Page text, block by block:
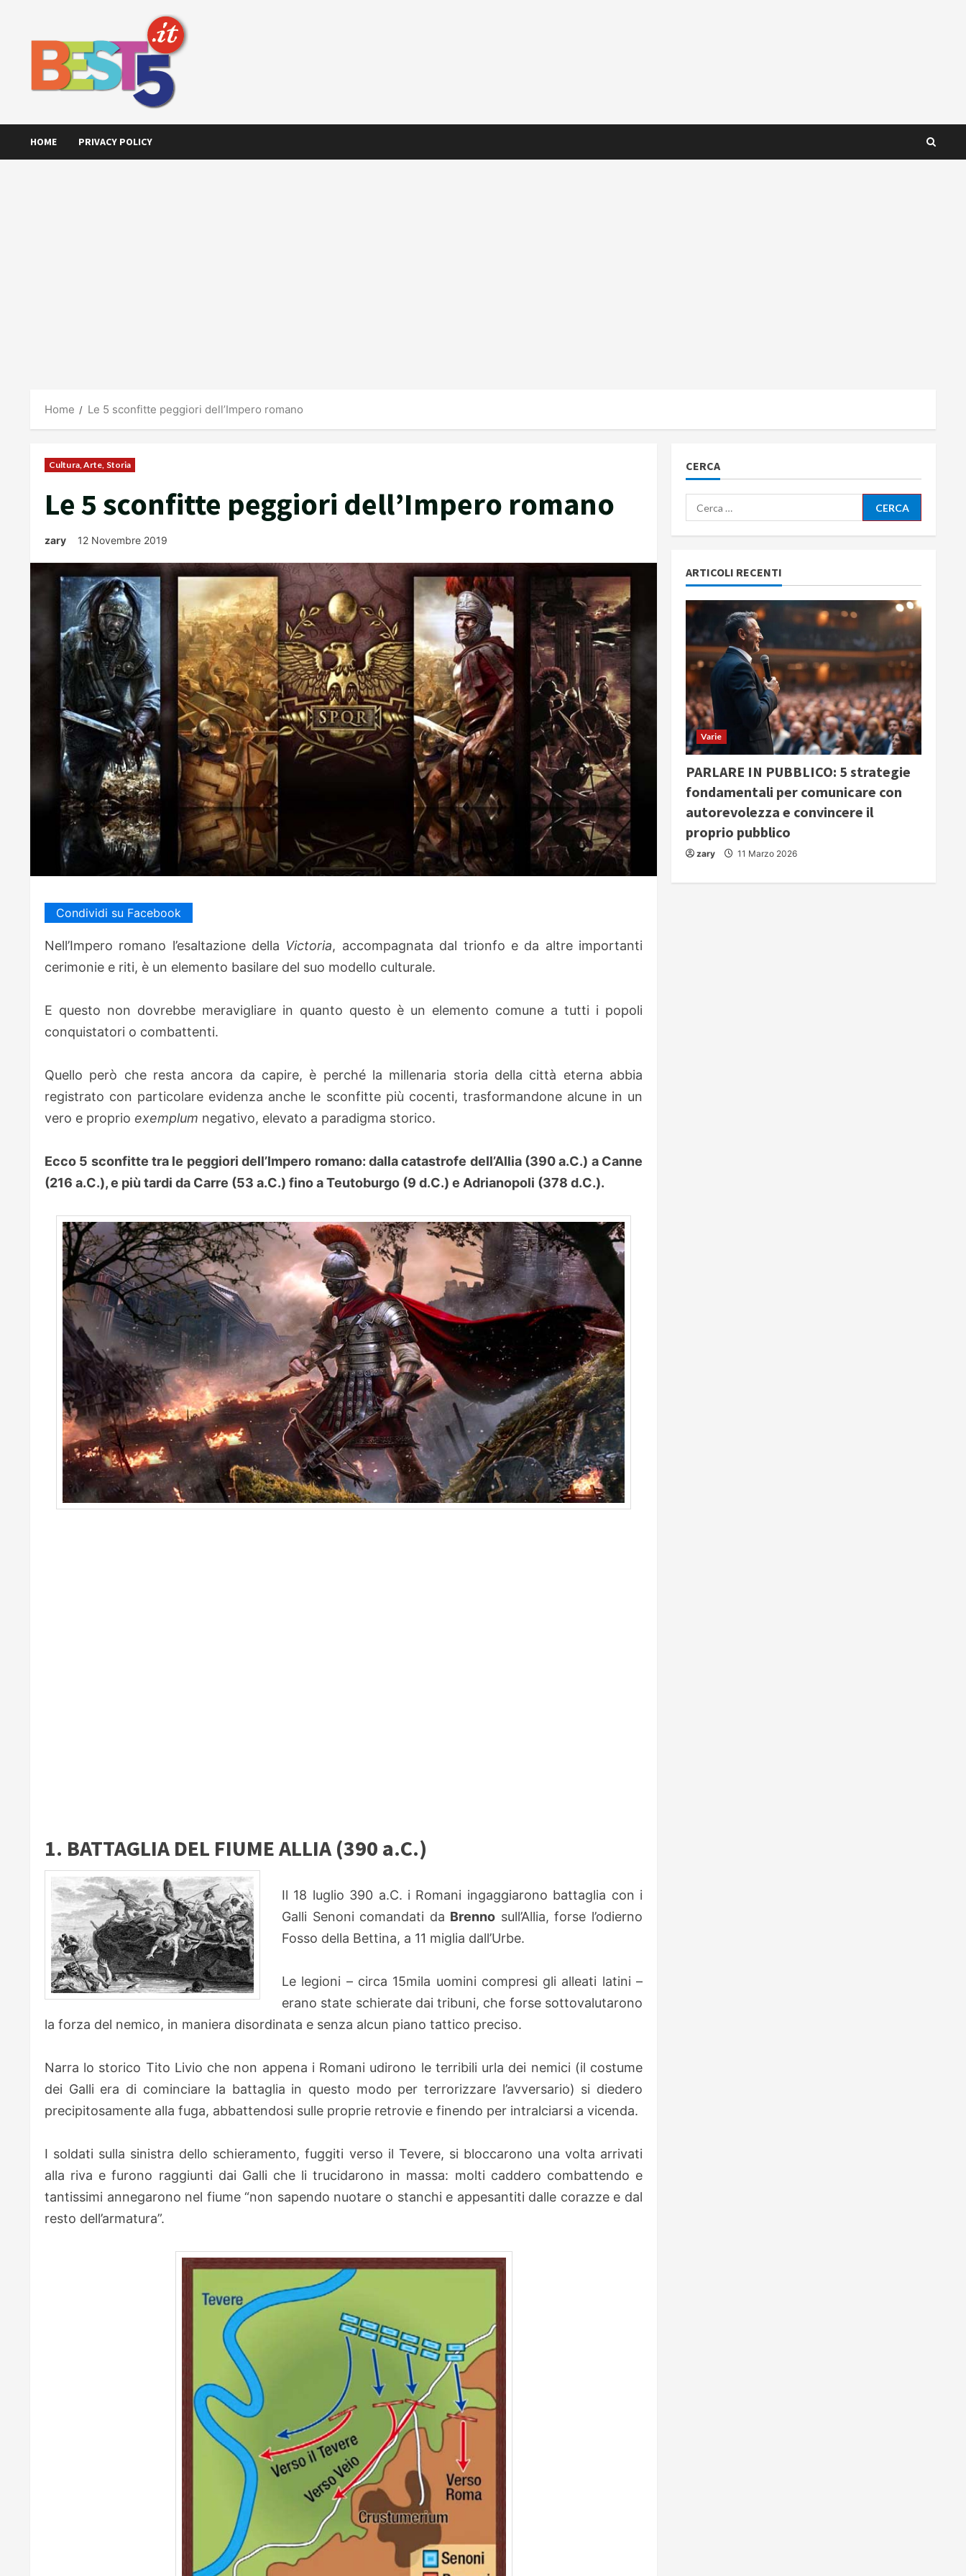
HOME PRIVACY POLICY
Home Le 5 sconfitte peggiori dell’Impero romano
Cultura, Arte, Storia
Le 5 sconfitte peggiori dell’Impero romano
zary 12 Novembre 2019
Condividi su Facebook
Nell’Impero romano l’esaltazione della Victoria, accompagnata dal trionfo e da altre importanti
cerimonie e riti, è un elemento basilare del suo modello culturale.
E questo non dovrebbe meravigliare in quanto questo è un elemento comune a tutti i popoli
conquistatori o combattenti.
Quello però che resta ancora da capire, è perché la millenaria storia della città eterna abbia
registrato con particolare evidenza anche le sconfitte più cocenti, trasformandone alcune in un
vero e proprio exemplum negativo, elevato a paradigma storico.
Ecco 5 sconfitte tra le peggiori dell’Impero romano: dalla catastrofe dell’Allia (390 a.C.) a Canne
(216 a.C.), e più tardi da Carre (53 a.C.) fino a Teutoburgo (9 d.C.) e Adrianopoli (378 d.C.).
1. BATTAGLIA DEL FIUME ALLIA (390 a.C.)
Il 18 luglio 390 a.C. i Romani ingaggiarono battaglia con i
Galli Senoni comandati da Brenno sull’Allia, forse l’odierno
Fosso della Bettina, a 11 miglia dall’Urbe.
Le legioni – circa 15mila uomini compresi gli alleati latini –
erano state schierate dai tribuni, che forse sottovalutarono
la forza del nemico, in maniera disordinata e senza alcun piano tattico preciso.
Narra lo storico Tito Livio che non appena i Romani udirono le terribili urla dei nemici (il costume
dei Galli era di cominciare la battaglia in questo modo per terrorizzare l’avversario) si diedero
precipitosamente alla fuga, abbattendosi sulle proprie retrovie e finendo per intralciarsi a vicenda.
I soldati sulla sinistra dello schieramento, fuggiti verso il Tevere, si bloccarono una volta arrivati
alla riva e furono raggiunti dai Galli che li trucidarono in massa: molti caddero combattendo e
tantissimi annegarono nel fiume “non sapendo nuotare o stanchi e appesantiti dalle corazze e dal
resto dell’armatura”.
CERCA
Ricerca
per:
ARTICOLI RECENTI
Varie
PARLARE IN PUBBLICO: 5 strategie
fondamentali per comunicare con
autorevolezza e convincere il
proprio pubblico
zary 11 Marzo 2026